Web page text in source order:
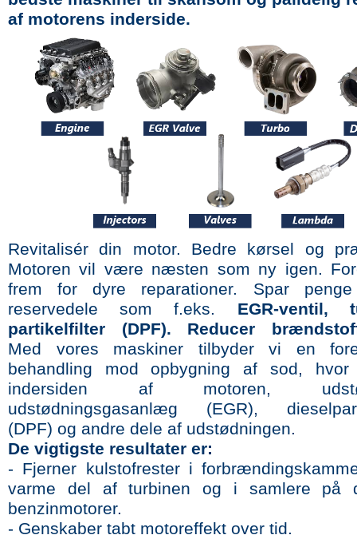
af motorens inderside.
Revitalisér din motor. Bedre kørsel og
Motoren vil være næsten som ny igen.
frem for dyre reparationer. Spar
reservedele som f.eks. EGR-ventil,
partikelfilter (DPF). Reducer
Med vores maskiner tilbyder vi en
behandling mod opbygning af sod,
indersiden af motoren,
udstødningsgasanlæg (EGR),
(DPF) og andre dele af udstødningen.
De vigtigste resultater er:
- Fjerner kulstofrester i
varme del af turbinen og i samlere på
benzinmotorer.
- Genskaber tabt motoreffekt over tid.